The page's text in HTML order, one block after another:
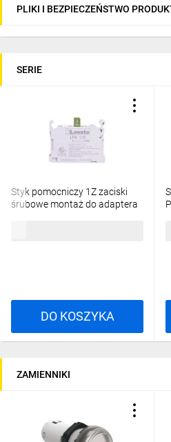
PLIKI I BEZPIECZEŃSTWO
SERIE
Styk pomocniczy 1Z zaciski
śrubowe montaż do adaptera
DO KOSZYKA
ZAMIENNIKI